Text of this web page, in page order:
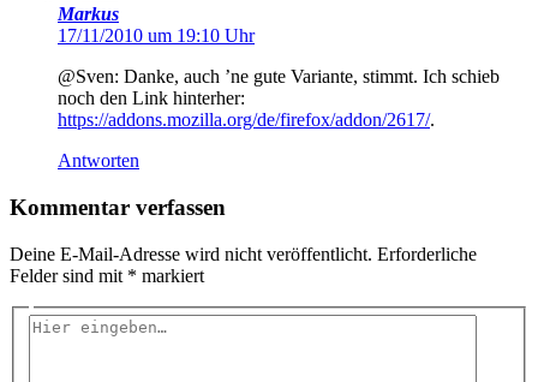
Markus
17/11/2010 um 19:10 Uhr
@Sven: Danke, auch ’ne gute Variante, stimmt. Ich schieb
noch den Link hinterher:
https://addons.mozilla.org/de/firefox/addon/2617/.
Antworten
Kommentar verfassen
Deine E-Mail-Adresse wird nicht veröffentlicht. Erforderliche
Felder sind mit * markiert
Hier